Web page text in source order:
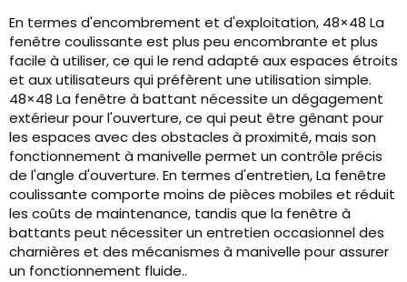
En termes d'encombrement et d'exploitation, 48×48 La
fenêtre coulissante est plus peu encombrante et plus
facile à utiliser, ce qui le rend adapté aux espaces étroits
et aux utilisateurs qui préfèrent une utilisation simple.
48×48 La fenêtre à battant nécessite un dégagement
extérieur pour l'ouverture, ce qui peut être gênant pour
les espaces avec des obstacles à proximité, mais son
fonctionnement à manivelle permet un contrôle précis
de l'angle d'ouverture. En termes d'entretien, La fenêtre
coulissante comporte moins de pièces mobiles et réduit
les coûts de maintenance, tandis que la fenêtre à
battants peut nécessiter un entretien occasionnel des
charnières et des mécanismes à manivelle pour assurer
un fonctionnement fluide..